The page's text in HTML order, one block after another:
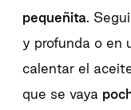
pequeñita.
y profunda o en
calentar el
que se vaya